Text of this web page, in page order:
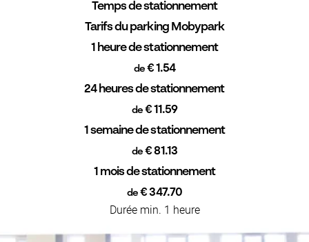
Temps de stationnement
Tarifs du parking Mobypark
1 heure de stationnement
de€ 1.54
24 heures de stationnement
de€ 11.59
1 semaine de stationnement
de € 81.13
1 mois de stationnement
de € 347.70
Durée min. 1 heure